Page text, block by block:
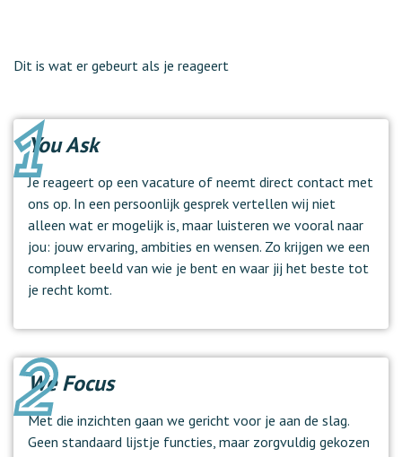
Dit is wat er gebeurt als je reageert
You Ask
Je reageert op een vacature of neemt direct contact met
ons op. In een persoonlijk gesprek vertellen wij niet
alleen wat er mogelijk is, maar luisteren we vooral naar
jou: jouw ervaring, ambities en wensen. Zo krijgen we een
compleet beeld van wie je bent en waar jij het beste tot
je recht komt.
We Focus
Met die inzichten gaan we gericht voor je aan de slag.
Geen standaard lijstje functies, maar zorgvuldig gekozen